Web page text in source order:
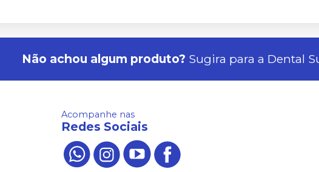
Não achou algum produto? Sugira para a Dental
Acompanhe nas
Redes Sociais